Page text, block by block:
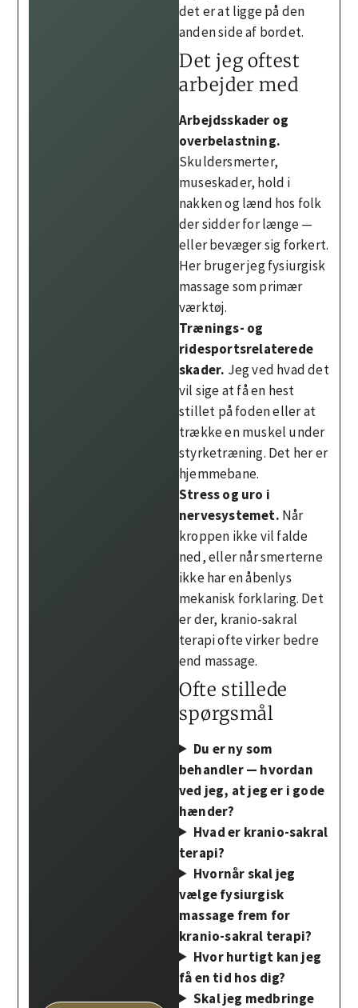
det er at ligge på den
anden side af bordet.
Det jeg oftest
arbejder med
Arbejdsskader og
overbelastning.
Skuldersmerter,
museskader, hold i
nakken og lænd hos folk
der sidder for længe —
eller bevæger sig forkert.
Her bruger jeg fysiurgisk
massage som primær
værktøj.
Trænings- og
ridesportsrelaterede
skader. Jeg ved hvad det
vil sige at få en hest
stillet på foden eller at
trække en muskel under
styrketræning. Det her er
hjemmebane.
Stress og uro i
nervesystemet. Når
kroppen ikke vil falde
ned, eller når smerterne
ikke har en åbenlys
mekanisk forklaring. Det
er der, kranio-sakral
terapi ofte virker bedre
end massage.
Ofte stillede
spørgsmål
Du er ny som
behandler — hvordan
ved jeg, at jeg er i gode
hænder?
Hvad er kranio-sakral
terapi?
Hvornår skal jeg
vælge fysiurgisk
massage frem for
kranio-sakral terapi?
Hvor hurtigt kan jeg
få en tid hos dig?
Skal jeg medbringe